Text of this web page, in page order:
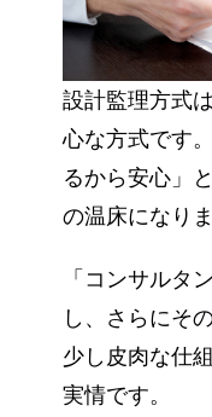
設計監理方式
心な方式です
るから安心」
の温床になりま
「コンサルタ
し、さらにそ
少し皮肉な仕
実情です。